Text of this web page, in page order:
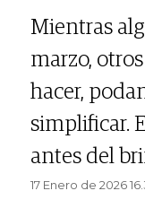
Mientras
marzo,
hacer,
simplificar.
antes del
17 Enero de 2026